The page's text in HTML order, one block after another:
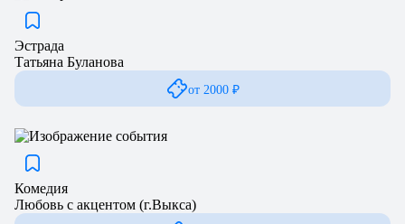
Эстрада
Татьяна Буланова
от 2000 ₽
Комедия
Любовь с акцентом (г.Выкса)